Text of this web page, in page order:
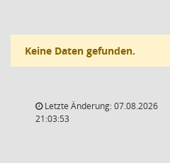
Keine Daten gefunden.
Letzte Änderung: 07.08.2026
21:03:53